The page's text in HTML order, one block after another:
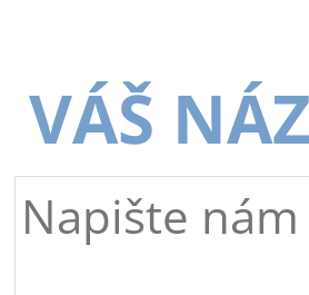
VÁŠ